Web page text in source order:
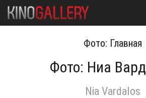
Фото: Главная
Фото: Ниа
Nia Vardalos